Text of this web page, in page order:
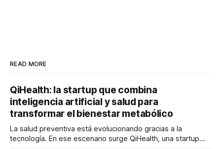
READ MORE
QiHealth: la startup que combina
inteligencia artificial y salud para
transformar el bienestar metabólico
La salud preventiva está evolucionando gracias a la
tecnología. En ese escenario surge QiHealth, una startup